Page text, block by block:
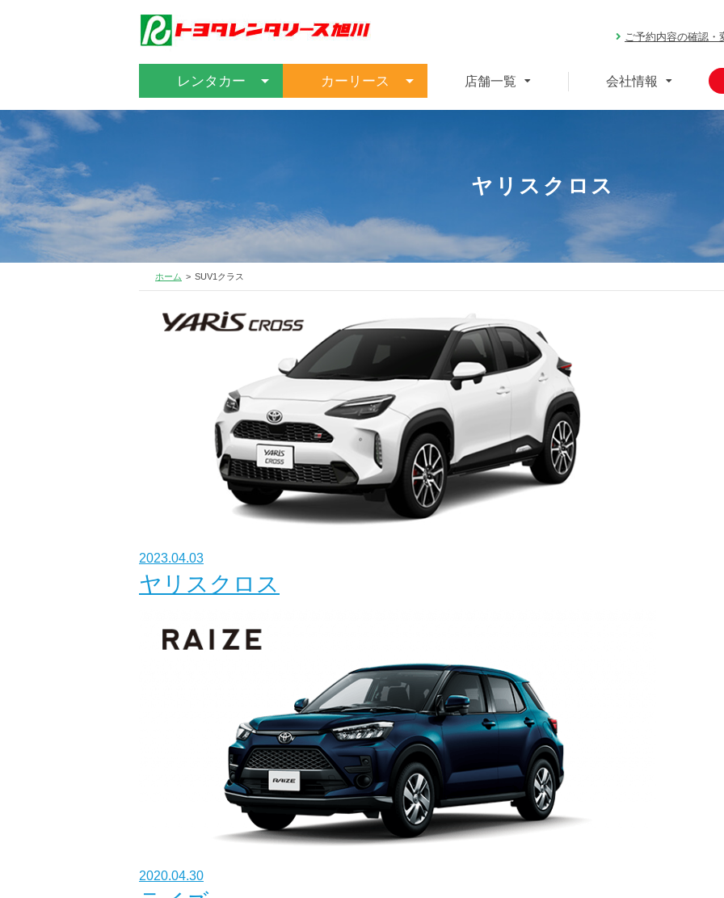
ご予約内容の確認・
レンタカー カーリース 店舗一覧 会社情報
ヤリスクロス
ホーム SUV1クラス
2023.04.03
ヤリスクロス
2020.04.30